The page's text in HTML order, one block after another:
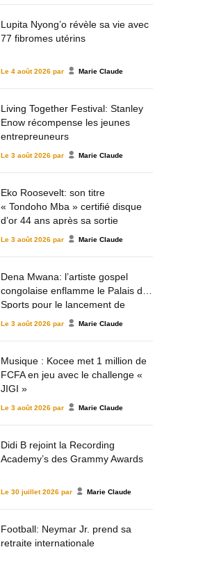
Lupita Nyong’o révèle sa vie avec
77 fibromes utérins
Le 4 août 2026 par Marie Claude
Living Together Festival: Stanley
Enow récompense les jeunes
entrepreuneurs
Le 3 août 2026 par Marie Claude
Eko Roosevelt: son titre
« Tondoho Mba » certifié disque
d’or 44 ans après sa sortie
Le 3 août 2026 par Marie Claude
Dena Mwana: l’artiste gospel
congolaise enflamme le Palais des
Sports pour le lancement de
Mulema Gospel Talent
Le 3 août 2026 par Marie Claude
Musique : Kocee met 1 million de
FCFA en jeu avec le challenge «
JIGI »
Le 3 août 2026 par Marie Claude
Didi B rejoint la Recording
Academy’s des Grammy Awards
Le 30 juillet 2026 par Marie Claude
Football: Neymar Jr. prend sa
retraite internationale